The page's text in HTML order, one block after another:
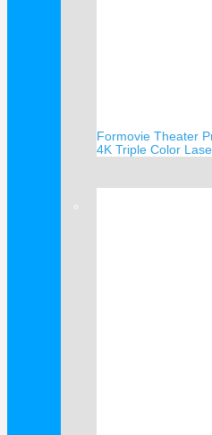
Formovie Theater
4K Triple Color